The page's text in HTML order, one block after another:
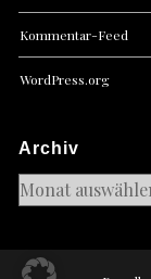
Kommentar-Feed
WordPress.org
Archiv
Archiv